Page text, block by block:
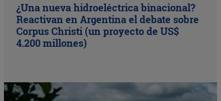
¿Una nueva hidroeléctrica binacional?
Reactivan en Argentina el debate sobre
Corpus Christi (un proyecto de US$
4.200 millones)